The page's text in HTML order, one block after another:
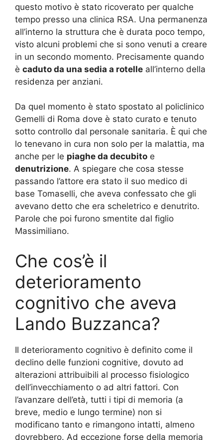
questo motivo è stato ricoverato per qualche
tempo presso una clinica RSA. Una permanenza
all’interno la struttura che è durata poco tempo,
visto alcuni problemi che si sono venuti a creare
in un secondo momento. Precisamente quando
è caduto da una sedia a rotelle all’interno della
residenza per anziani.
Da quel momento è stato spostato al policlinico
Gemelli di Roma dove è stato curato e tenuto
sotto controllo dal personale sanitaria. È qui che
lo tenevano in cura non solo per la malattia, ma
anche per le piaghe da decubito e
denutrizione. A spiegare che cosa stesse
passando l’attore era stato il suo medico di
base Tomaselli, che aveva confessato che gli
avevano detto che era scheletrico e denutrito.
Parole che poi furono smentite dal figlio
Massimiliano.
Che cos’è il
deterioramento
cognitivo che aveva
Lando Buzzanca?
Il deterioramento cognitivo è definito come il
declino delle funzioni cognitive, dovuto ad
alterazioni attribuibili al processo fisiologico
dell’invecchiamento o ad altri fattori. Con
l’avanzare dell’età, tutti i tipi di memoria (a
breve, medio e lungo termine) non si
modificano tanto e rimangono intatti, almeno
dovrebbero. Ad eccezione forse della memoria